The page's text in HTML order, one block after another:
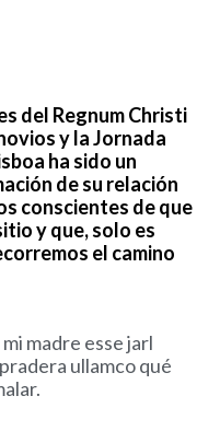
del Regnum Christi
y la Jornada
ha sido un
de su relación
conscientes de que
y que, solo es
el camino
madre esse jarl
ullamco qué